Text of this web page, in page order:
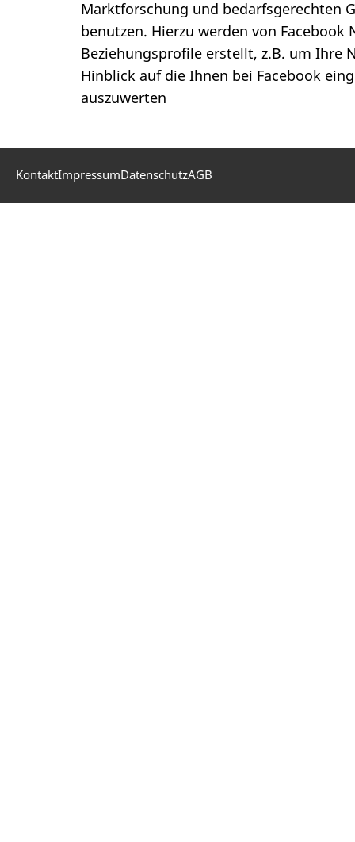
Marktforschung und bedarfsgerechten
benutzen. Hierzu werden von Facebook
Beziehungsprofile erstellt, z.B. um Ihre
Hinblick auf die Ihnen bei Facebook
auszuwerten
KontaktImpressumDatenschutzAGB